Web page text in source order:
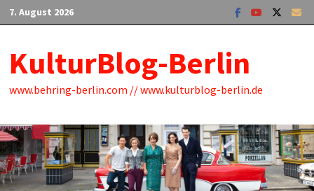
Zum
Inhalt
7. August 2026
KulturBlog-Berlin
www.behring-berlin.com // www.kulturblog-berlin.de